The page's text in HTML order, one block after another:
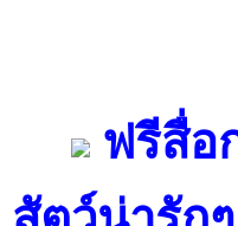
ฟรีสื่อ